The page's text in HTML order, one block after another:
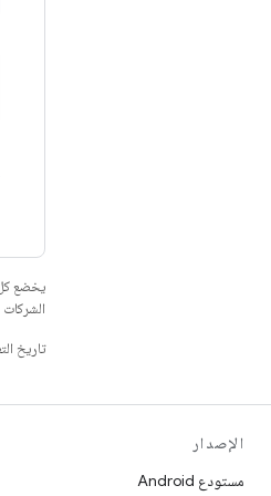
يخضع
الشركات
تاريخ التعديل الأخير:
الإصدار
مستودع Android